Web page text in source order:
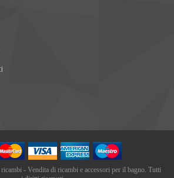
- Vendita di ricambi e accessori per il bagno. Tutti